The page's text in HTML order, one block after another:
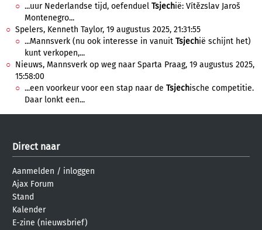
...uur Nederlandse tijd, oefenduel Tsjechië: Vítězslav Jaroš
Montenegro...
Spelers, Kenneth Taylor, 19 augustus 2025, 21:31:55
...Mannsverk (nu ook interesse in vanuit Tsjechië schijnt het)
kunt verkopen,...
Nieuws, Mannsverk op weg naar Sparta Praag, 19 augustus 2025,
15:58:00
...een voorkeur voor een stap naar de Tsjechische competitie.
Daar lonkt een...
Direct naar
Aanmelden / inloggen
Ajax Forum
Stand
Kalender
E-zine (nieuwsbrief)